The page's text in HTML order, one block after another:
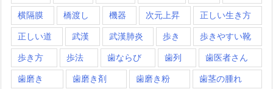
横隔膜 橋渡し 機器 次元上昇 正しい生き方
正しい道 武漢 武漢肺炎 歩き 歩きやすい靴
歩き方 歩法 歯ならび 歯列 歯医者さん
歯磨き 歯磨き剤 歯磨き粉 歯茎の腫れ